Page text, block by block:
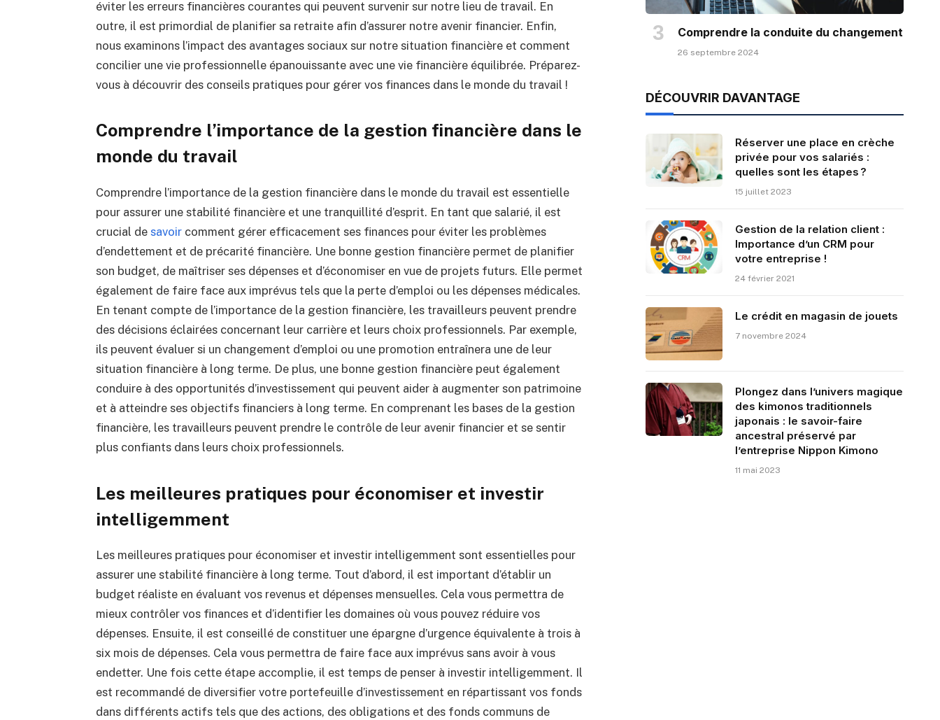
éviter les erreurs financières courantes qui peuvent survenir sur notre lieu de travail. En
outre, il est primordial de planifier sa retraite afin d’assurer notre avenir financier. Enfin,
nous examinons l’impact des avantages sociaux sur notre situation financière et comment
concilier une vie professionnelle épanouissante avec une vie financière équilibrée. Préparez-
vous à découvrir des conseils pratiques pour gérer vos finances dans le monde du travail !
Comprendre l’importance de la gestion financière dans le
monde du travail
Comprendre l’importance de la gestion financière dans le monde du travail est essentielle
pour assurer une stabilité financière et une tranquillité d’esprit. En tant que salarié, il est
crucial de savoircomment gérer efficacement ses finances pour éviter les problèmes
d’endettement et de précarité financière. Une bonne gestion financière permet de planifier
son budget, de maîtriser ses dépenses et d’économiser en vue de projets futurs. Elle permet
également de faire face aux imprévus tels que la perte d’emploi ou les dépenses médicales.
En tenant compte de l’importance de la gestion financière, les travailleurs peuvent prendre
des décisions éclairées concernant leur carrière et leurs choix professionnels. Par exemple,
ils peuvent évaluer si un changement d’emploi ou une promotion entraînera une de leur
situation financière à long terme. De plus, une bonne gestion financière peut également
conduire à des opportunités d’investissement qui peuvent aider à augmenter son patrimoine
et à atteindre ses objectifs financiers à long terme. En comprenant les bases de la gestion
financière, les travailleurs peuvent prendre le contrôle de leur avenir financier et se sentir
plus confiants dans leurs choix professionnels.
Les meilleures pratiques pour économiser et investir
intelligemment
Les meilleures pratiques pour économiser et investir intelligemment sont essentielles pour
assurer une stabilité financière à long terme. Tout d’abord, il est important d’établir un
budget réaliste en évaluant vos revenus et dépenses mensuelles. Cela vous permettra de
mieux contrôler vos finances et d’identifier les domaines où vous pouvez réduire vos
dépenses. Ensuite, il est conseillé de constituer une épargne d’urgence équivalente à trois à
six mois de dépenses. Cela vous permettra de faire face aux imprévus sans avoir à vous
endetter. Une fois cette étape accomplie, il est temps de penser à investir intelligemment. Il
est recommandé de diversifier votre portefeuille d’investissement en répartissant vos fonds
dans différents actifs tels que des actions, des obligations et des fonds communs de
Comprendre la conduite du changement
26 septembre 2024
DÉCOUVRIR DAVANTAGE
Réserver une place en crèche
privée pour vos salariés :
quelles sont les étapes ?
15 juillet 2023
Gestion de la relation client :
Importance d’un CRM pour
votre entreprise !
24 février 2021
Le crédit en magasin de jouets
7 novembre 2024
Plongez dans l’univers magique
des kimonos traditionnels
japonais : le savoir-faire
ancestral préservé par
l’entreprise Nippon Kimono
11 mai 2023